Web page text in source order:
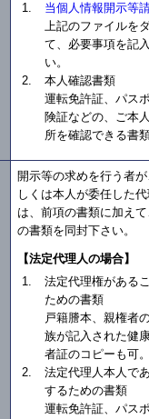
当個人情報開示等
上記のファイルを
て、必要事項を記
い。
本人確認書類
運転免許証、パス
険証などの、ご本
所を確認できる書
開示等の求めを行う者
しくは本人が委任した
は、前項の書類に加え
の書類を同封下さい。
【法定代理人の場合】
法定代理権がある
ための書類
戸籍謄本、親権者
族が記入された健
者証のコピーも可。
法定代理人本人で
するための書類
運転免許証、パス